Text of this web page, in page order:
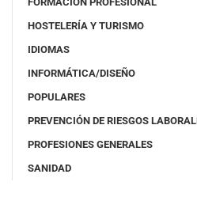
HOSTELERÍA Y TURISMO
IDIOMAS
INFORMÁTICA/DISEÑO
POPULARES
PREVENCIÓN DE RIESGOS
PROFESIONES GENERALES
SANIDAD